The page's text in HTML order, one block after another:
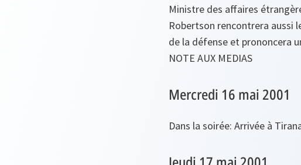
Ministre des affaires
Robertson rencontrera aussi
de la défense et prononcera
NOTE AUX MEDIAS
Mercredi 16 mai 2001
Dans la soirée: Arrivée à